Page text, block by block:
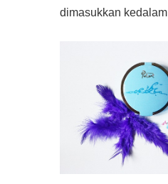
dimasukkan kedalam